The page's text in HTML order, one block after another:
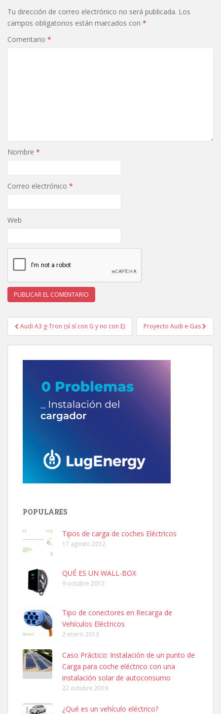
Tu dirección de correo electrónico no será publicada. Los
campos obligatorios están marcados con *
Comentario *
Nombre *
Correo electrónico *
Web
Navegación
de
entradas
Audi A3 g-Tron (sí sí con G y no con E) Proyecto Audi e-Gas
POPULARES
Tipos de carga de coches Eléctricos
17 agosto 2012
QUÉ ES UN WALL-BOX
9 octubre 2012
Tipo de conectores en Recarga de
Vehículos Eléctricos
2 enero 2013
Caso Práctico: Instalación de un punto de
Carga para coche eléctrico con una
instalación solar de autoconsumo
22 octubre 2019
¿Qué es un vehículo eléctrico?